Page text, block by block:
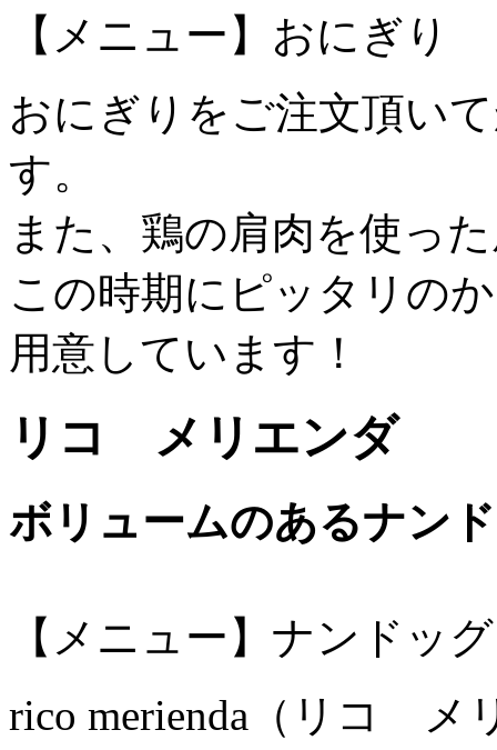
【メニュー】おにぎり
おにぎりをご注文頂い
す。
また、鶏の肩肉を使っ
この時期にピッタリの
用意しています！
リコ メリエンダ
ボリュームのあるナン
【メニュー】ナンドッ
rico merienda（リコ メ